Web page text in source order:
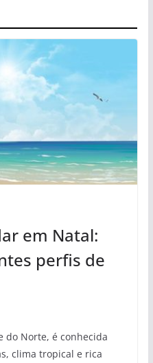
em Natal:
perfis de
do Norte, é conhecida
clima tropical e rica